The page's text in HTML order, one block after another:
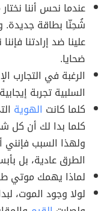
عندما نحس أننا
شُحِنّا بطاقة
علينا ضد إرادتنا
ضحايا.
الرغبة في التجارب
السلبية تجربة
كلما كانت الهوية
كلما بدا لك أن
ولهذا السبب
الطرق عادية، بل
لماذا يهمك موتي
لولا وجود الموت،